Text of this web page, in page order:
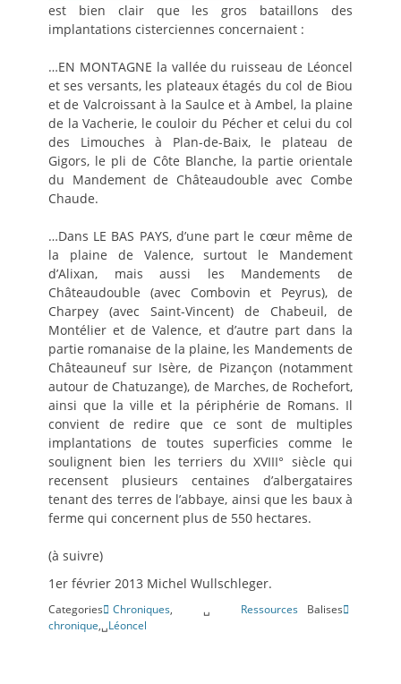
est bien clair que les gros bataillons des
implantations cisterciennes concernaient :
…EN MONTAGNE la vallée du ruisseau de Léoncel
et ses versants, les plateaux étagés du col de Biou
et de Valcroissant à la Saulce et à Ambel, la plaine
de la Vacherie, le couloir du Pécher et celui du col
des Limouches à Plan-de-Baix, le plateau de
Gigors, le pli de Côte Blanche, la partie orientale
du Mandement de Châteaudouble avec Combe
Chaude.
…Dans LE BAS PAYS, d’une part le cœur même de
la plaine de Valence, surtout le Mandement
d’Alixan, mais aussi les Mandements de
Châteaudouble (avec Combovin et Peyrus), de
Charpey (avec Saint-Vincent) de Chabeuil, de
Montélier et de Valence, et d’autre part dans la
partie romanaise de la plaine, les Mandements de
Châteauneuf sur Isère, de Pizançon (notamment
autour de Chatuzange), de Marches, de Rochefort,
ainsi que la ville et la périphérie de Romans. Il
convient de redire que ce sont de multiples
implantations de toutes superficies comme le
soulignent bien les terriers du XVIII° siècle qui
recensent plusieurs centaines d’albergataires
tenant des terres de l’abbaye, ainsi que les baux à
ferme qui concernent plus de 550 hectares.
(à suivre)
1er février 2013 Michel Wullschleger.
Categories Chroniques,␣ Ressources
Balises
chronique,␣Léoncel